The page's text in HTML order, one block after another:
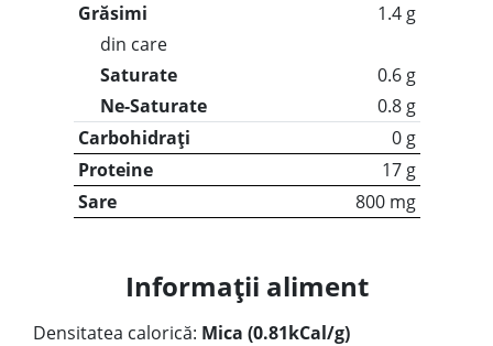
Grăsimi
1.4 g
din care
Saturate
0.6 g
Ne-Saturate
0.8 g
Carbohidrați
0 g
Proteine
17 g
Sare
800 mg
Informații aliment
Densitatea calorică: Mica (0.81kCal/g)